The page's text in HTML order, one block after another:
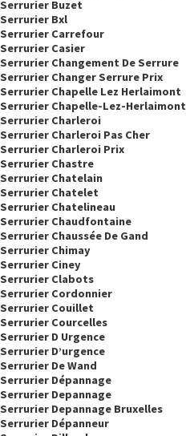
Serrurier Buzet
Serrurier Bxl
Serrurier Carrefour
Serrurier Casier
Serrurier Changement De Serrure
Serrurier Changer Serrure Prix
Serrurier Chapelle Lez Herlaimont
Serrurier Chapelle-Lez-Herlaimont
Serrurier Charleroi
Serrurier Charleroi Pas Cher
Serrurier Charleroi Prix
Serrurier Chastre
Serrurier Chatelain
Serrurier Chatelet
Serrurier Chatelineau
Serrurier Chaudfontaine
Serrurier Chaussée De Gand
Serrurier Chimay
Serrurier Ciney
Serrurier Clabots
Serrurier Cordonnier
Serrurier Couillet
Serrurier Courcelles
Serrurier D Urgence
Serrurier D’urgence
Serrurier De Wand
Serrurier Dépannage
Serrurier Depannage
Serrurier Depannage Bruxelles
Serrurier Dépanneur